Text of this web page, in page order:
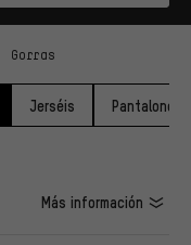
Gorras
Jerséis Pantalones
Más información